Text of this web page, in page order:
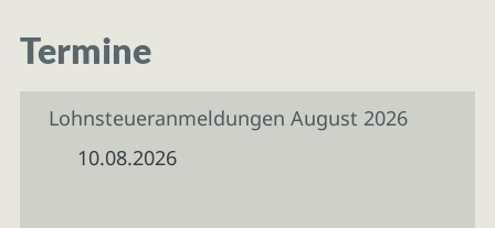
Termine
Lohnsteueranmeldungen August 2026
10.08.2026